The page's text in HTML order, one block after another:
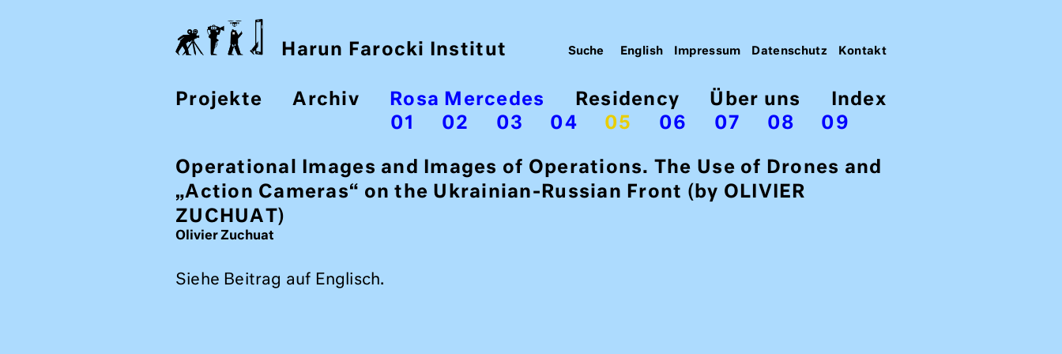
Harun Farocki Institut
Projekte Archiv
Rosa Mercedes
01
02 03 04 05 06 07 08 09
Residency Über uns Index
English Impressum Datenschutz Kontakt
Operational Images and Images of Operations. The Use of Drones and
„Action Cameras“ on the Ukrainian-Russian Front (by OLIVIER
ZUCHUAT)
Olivier Zuchuat
Siehe Beitrag auf Englisch.